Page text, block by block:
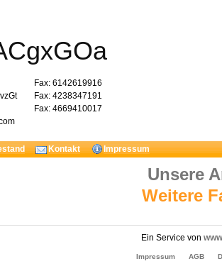
Fax: 6142619916
Fax: 4238347191
Fax: 4669410017
Kontakt Impressum
Unsere
Weitere
Ein Service von
Impressum AGB